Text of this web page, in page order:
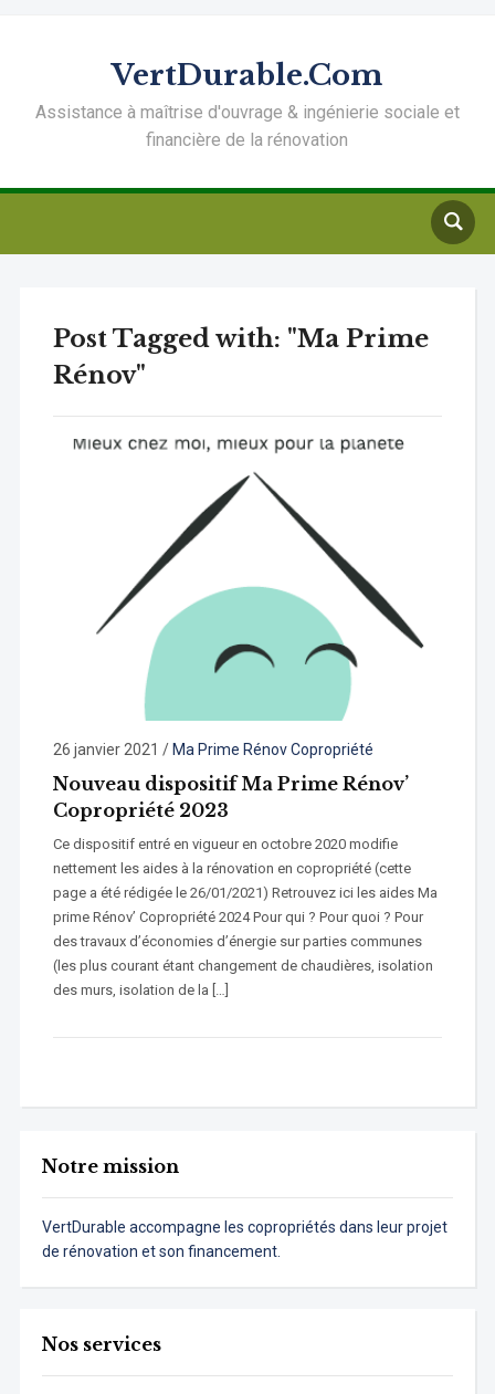
VertDurable.Com
Assistance à maîtrise d'ouvrage & ingénierie sociale et
financière de la rénovation
Notre mission
VertDurable accompagne les copropriétés dans leur projet
de rénovation et son financement.
Nos services
Post Tagged with: "Ma Prime
Rénov"
26 janvier 2021 /Ma Prime Rénov Copropriété
Nouveau dispositif Ma Prime Rénov’
Copropriété 2023
Ce dispositif entré en vigueur en octobre 2020 modifie
nettement les aides à la rénovation en copropriété (cette
page a été rédigée le 26/01/2021) Retrouvez ici les aides Ma
prime Rénov’ Copropriété 2024 Pour qui ? Pour quoi ? Pour
des travaux d’économies d’énergie sur parties communes
(les plus courant étant changement de chaudières, isolation
des murs, isolation de la […]